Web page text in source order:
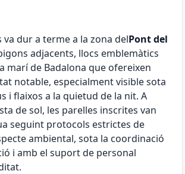
va dur a terme a la zona delPont del
adjacents, llocs emblemàtics
marí de Badalona que ofereixen
notable, especialment visible sota
i flaixos a la quietud de la nit. A
de sol, les parelles inscrites van
seguint protocols estrictes de
ambiental, sota la coordinació
i amb el suport de personal